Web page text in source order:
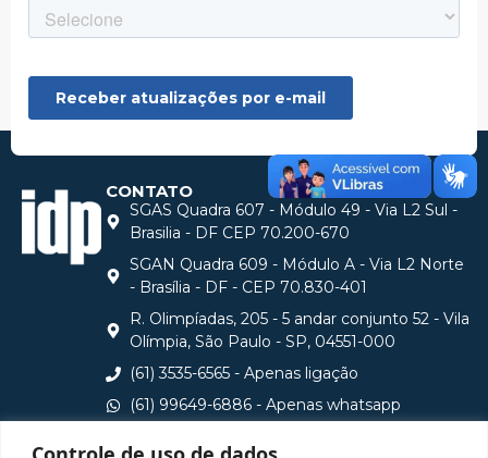
CONTATO
SGAS Quadra 607 - Módulo 49 - Via L2 Sul -
Brasilia - DF CEP 70.200-670
SGAN Quadra 609 - Módulo A - Via L2 Norte
- Brasília - DF - CEP 70.830-401
R. Olimpíadas, 205 - 5 andar conjunto 52 - Vila
Olímpia, São Paulo - SP, 04551-000
(61) 3535-6565 - Apenas ligação
(61) 99649-6886 - Apenas whatsapp